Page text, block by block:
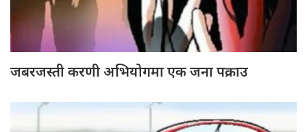
जबरजस्ती करणी अभियोगमा एक जना पक्राउ